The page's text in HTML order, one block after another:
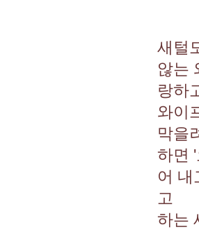
새털
않는
랑하
와이
막을
하면
어 내
고
하는